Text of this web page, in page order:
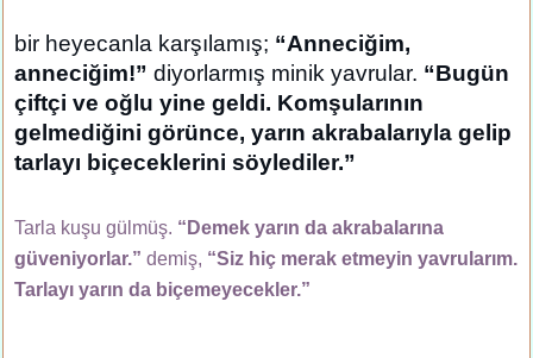
bir heyecanla karşılamış; “Anneciğim,
anneciğim!” diyorlarmış minik yavrular. “Bugün
çiftçi ve oğlu yine geldi. Komşularının
gelmediğini görünce, yarın akrabalarıyla gelip
tarlayı biçeceklerini söylediler.”
Tarla kuşu gülmüş. “Demek yarın da akrabalarına
güveniyorlar.” demiş, “Siz hiç merak etmeyin yavrularım.
Tarlayı yarın da biçemeyecekler.”